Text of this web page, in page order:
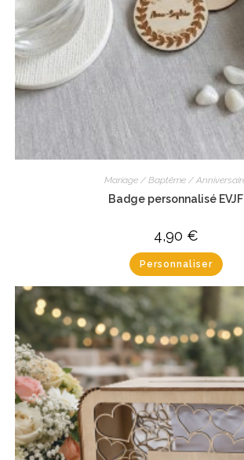
Mariage / Baptême /
Badge personnalisé EVJF
4,90 €
Personnaliser